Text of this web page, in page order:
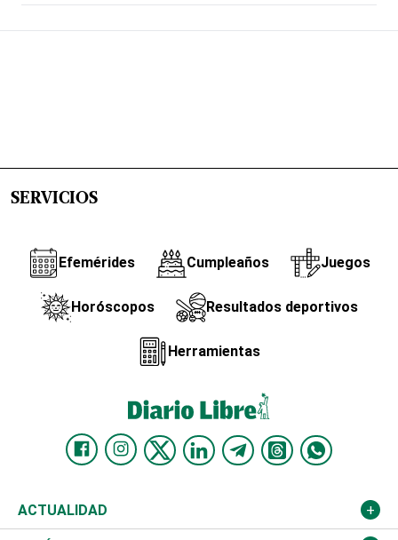
SERVICIOS
Efemérides Cumpleaños Juegos
Horóscopos Resultados deportivos
Herramientas
ACTUALIDAD